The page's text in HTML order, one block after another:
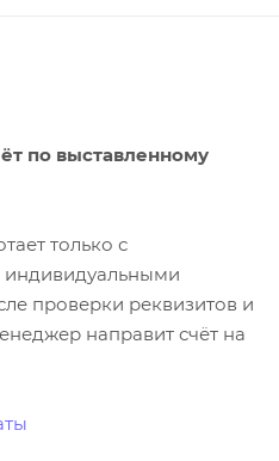
по выставленному
только с
проверки реквизитов и
направит счёт на